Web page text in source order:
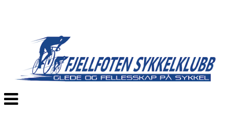
Veksle
navigasjon